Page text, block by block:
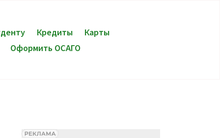
Кредиты
Карты
Оформить ОСАГО